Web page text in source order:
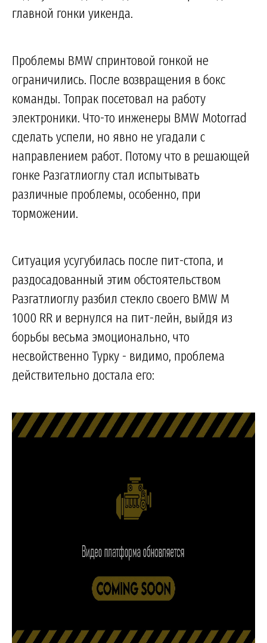
главной гонки уикенда.
Проблемы BMW спринтовой гонкой не
ограничились. После возвращения в бокс
команды. Топрак посетовал на работу
электроники. Что-то инженеры BMW Motorrad
сделать успели, но явно не угадали с
направлением работ. Потому что в решающей
гонке Разгатлиоглу стал испытывать
различные проблемы, особенно, при
торможении.
Ситуация усугубилась после пит-стопа, и
раздосадованный этим обстоятельством
Разгатлиоглу разбил стекло своего BMW M
1000 RR и вернулся на пит-лейн, выйдя из
борьбы весьма эмоционально, что
несвойственно Турку - видимо, проблема
действительно достала его: